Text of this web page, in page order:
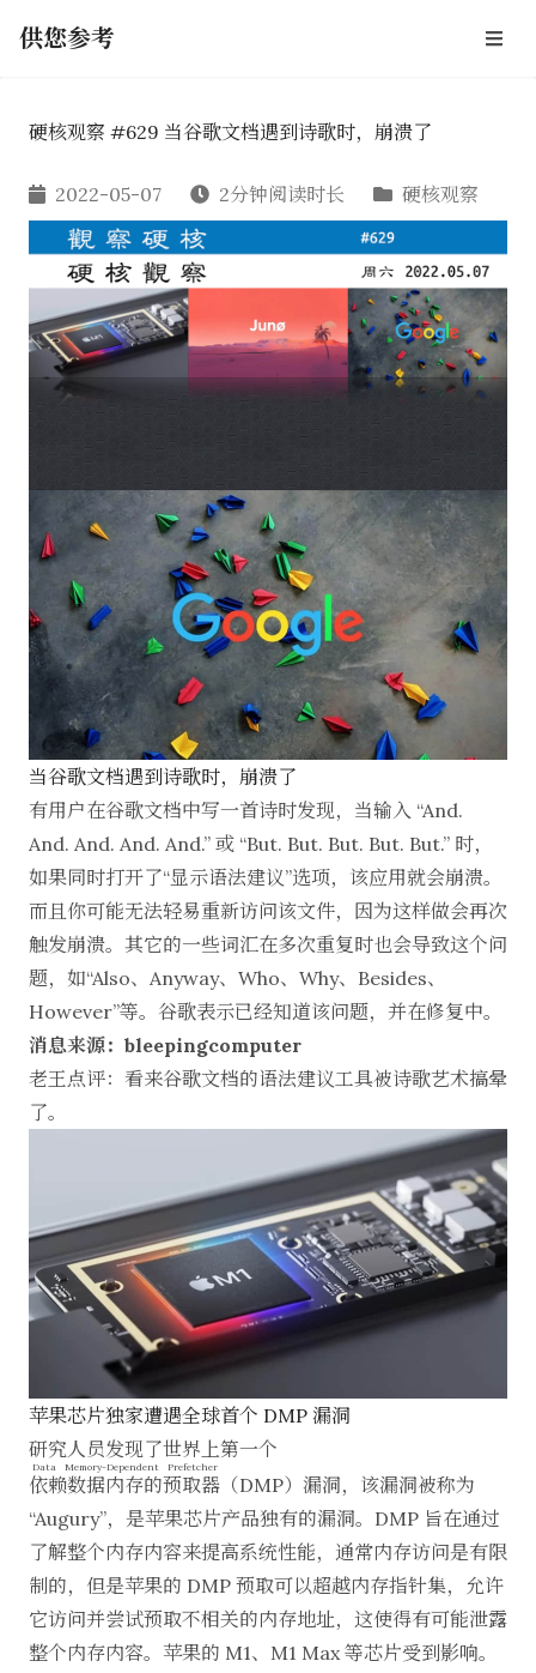
供您参考
硬核观察 #629 当谷歌文档遇到诗歌时，崩溃了
2022-05-07 2分钟阅读时长 硬核观察
当谷歌文档遇到诗歌时，崩溃了
有用户在谷歌文档中写一首诗时发现，当输入 “And.
And. And. And. And.” 或 “But. But. But. But. But.” 时，
如果同时打开了“显示语法建议”选项，该应用就会崩溃。
而且你可能无法轻易重新访问该文件，因为这样做会再次
触发崩溃。其它的一些词汇在多次重复时也会导致这个问
题，如“Also、Anyway、Who、Why、Besides、
However”等。谷歌表示已经知道该问题，并在修复中。
消息来源：bleepingcomputer
老王点评：看来谷歌文档的语法建议工具被诗歌艺术搞晕
了。
苹果芯片独家遭遇全球首个 DMP 漏洞
研究人员发现了世界上第一个
依赖数据内存的预取器
Data Memory-Dependent Prefetcher
（DMP）漏洞，该漏洞被称为
“Augury”，是苹果芯片产品独有的漏洞。DMP 旨在通过
了解整个内存内容来提高系统性能，通常内存访问是有限
制的，但是苹果的 DMP 预取可以超越内存指针集，允许
它访问并尝试预取不相关的内存地址，这使得有可能泄露
整个内存内容。苹果的 M1、M1 Max 等芯片受到影响。